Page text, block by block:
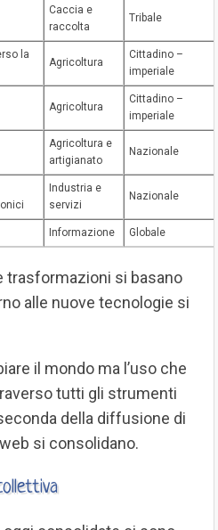
Caccia e
raccolta
Tribale
la
Agricoltura
Cittadino –
imperiale
Agricoltura
Cittadino –
imperiale
Agricoltura e
artigianato
Nazionale
Industria e
servizi
Nazionale
Informazione Globale
trasformazioni si basano
alle nuove tecnologie si
il mondo ma l’uso che
tutti gli strumenti
della diffusione di
si consolidano.